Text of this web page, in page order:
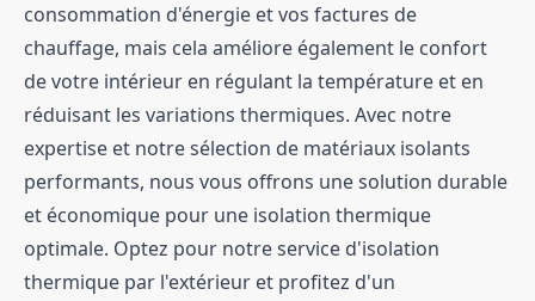
consommation d'énergie et vos factures de
chauffage, mais cela améliore également le confort
de votre intérieur en régulant la température et en
réduisant les variations thermiques. Avec notre
expertise et notre sélection de matériaux isolants
performants, nous vous offrons une solution durable
et économique pour une isolation thermique
optimale. Optez pour notre service d'isolation
thermique par l'extérieur et profitez d'un